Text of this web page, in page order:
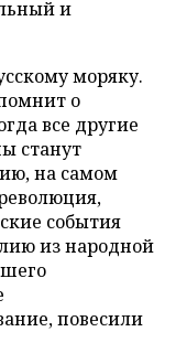
и
моряку.
о
все другие
станут
на самом
события
из народной
повесили